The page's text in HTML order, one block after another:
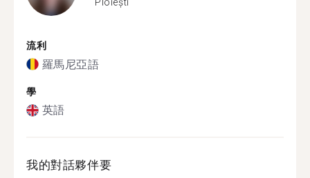
流利
羅馬尼亞語
學
英語
我的對話夥伴要